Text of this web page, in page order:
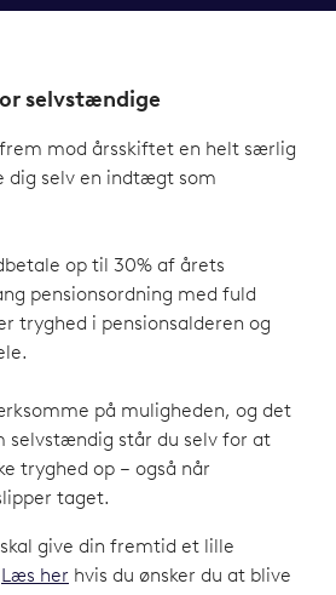
selvstændige
mod årsskiftet en helt særlig
dig selv en indtægt som
op til 30% af årets
pensionsordning med fuld
tryghed i pensionsalderen og
på muligheden, og det
selvstændig står du selv for at
tryghed op – også når
taget.
give din fremtid et lille
Læs her hvis du ønsker du at blive